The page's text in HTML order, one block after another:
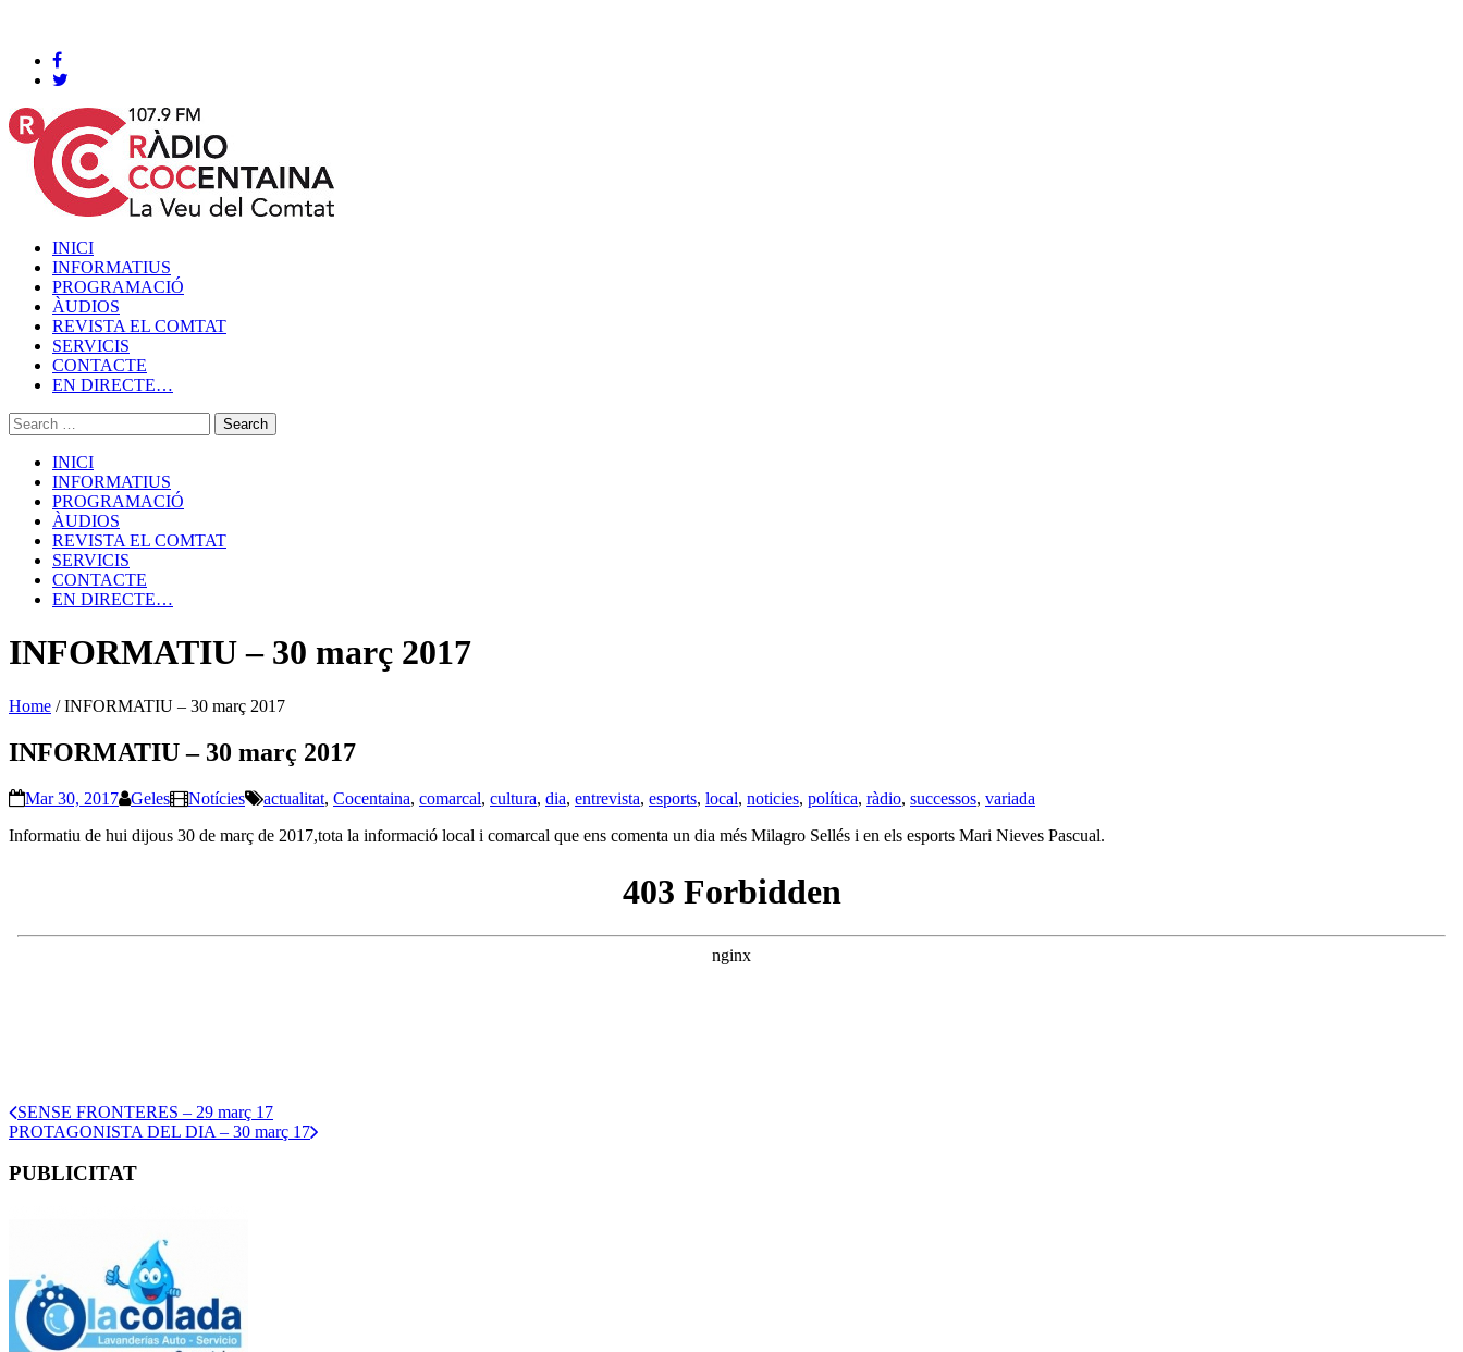
INICI
INFORMATIUS
PROGRAMACIÓ
ÀUDIOS
REVISTA EL COMTAT
SERVICIS
CONTACTE
EN DIRECTE…
INICI
INFORMATIUS
PROGRAMACIÓ
ÀUDIOS
REVISTA EL COMTAT
SERVICIS
CONTACTE
EN DIRECTE…
INFORMATIU – 30 març 2017
Home /INFORMATIU – 30 març 2017
INFORMATIU – 30 març 2017
Mar 30, 2017 Geles Notícies actualitat, Cocentaina, comarcal, cultura, dia, entrevista, esports, local, noticies, política, ràdio, successos, variada
Informatiu de hui dijous 30 de març de 2017,tota la informació local i comarcal que ens comenta un dia més Milagro Sellés i en els esports Mari Nieves Pascual.
SENSE FRONTERES – 29 març 17
PROTAGONISTA DEL DIA – 30 març 17
PUBLICITAT